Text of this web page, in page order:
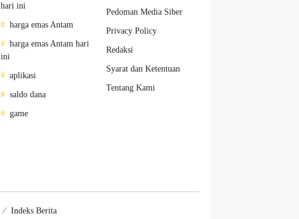
hari ini
harga emas Antam
harga emas Antam hari
ini
aplikasi
saldo dana
game
Pedoman Media Siber
Privacy Policy
Redaksi
Syarat dan Ketentuan
Tentang Kami
Indeks Berita